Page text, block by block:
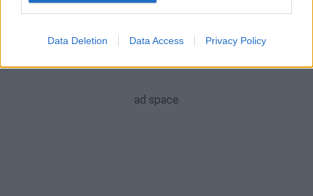
Data Deletion Data Access Privacy Policy